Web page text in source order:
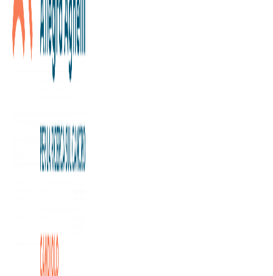
siamo un ETS (Ente del Terzo
Settore)